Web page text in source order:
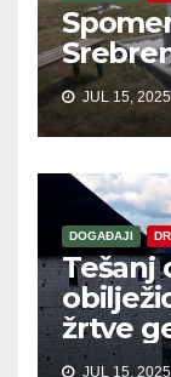
JUL 15, 2025
DOGAĐAJI
Tešanj
žrtve
JUL 15, 2025